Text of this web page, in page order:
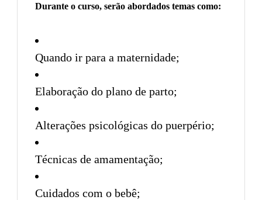
Durante o curso, serão abordados temas como:
Quando ir para a maternidade;
Elaboração do plano de parto;
Alterações psicológicas do puerpério;
Técnicas de amamentação;
Cuidados com o bebê;